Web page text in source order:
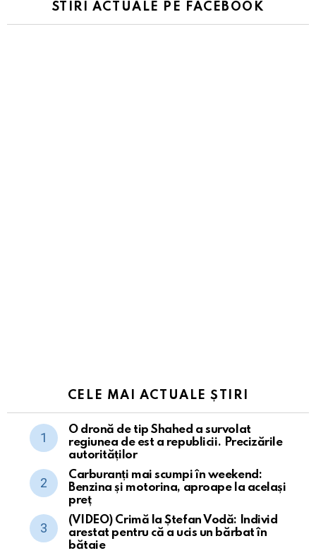
STIRI ACTUALE PE FACEBOOK
CELE MAI ACTUALE ȘTIRI
O dronă de tip Shahed a survolat
regiunea de est a republicii. Precizările
autorităților
Carburanți mai scumpi în weekend:
Benzina și motorina, aproape la același
preț
(VIDEO) Crimă la Ștefan Vodă: Individ
arestat pentru că a ucis un bărbat în
bătaie